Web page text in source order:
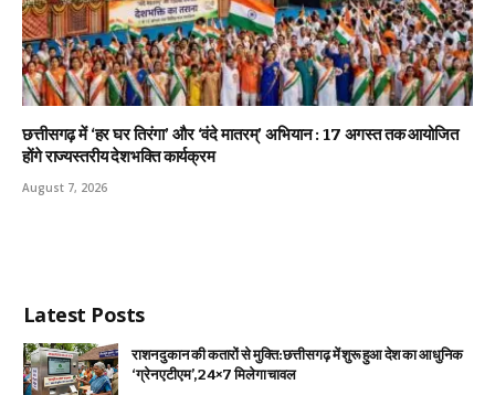
छत्तीसगढ़ में ‘हर घर तिरंगा’ और ‘वंदे मातरम्’ अभियान : 17 अगस्त तक आयोजित
होंगे राज्यस्तरीय देशभक्ति कार्यक्रम
August 7, 2026
Latest Posts
राशन दुकान की कतारों से मुक्ति: छत्तीसगढ़ में शुरू हुआ देश का आधुनिक
‘ग्रेन एटीएम’, 24×7 मिलेगा चावल